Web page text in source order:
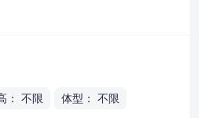
： 不限 体型： 不限